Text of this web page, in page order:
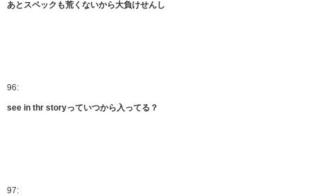
あとスペックも荒くないから大負けせんし
96:
see in thr storyっていつから入ってる？
97: